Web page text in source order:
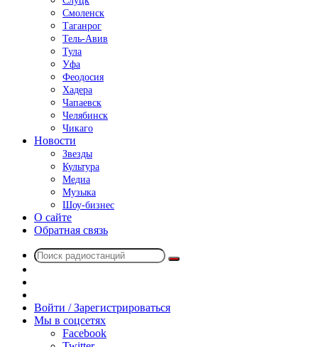
Смоленск
Таганрог
Тель-Авив
Тула
Уфа
Феодосия
Хадера
Чапаевск
Челябинск
Чикаго
Новости
Звезды
Культура
Медиа
Музыка
Шоу-бизнес
О сайте
Обратная связь
Поиск
радио
Войти / Зарегистрироваться
Мы в соцсетях
Facebook